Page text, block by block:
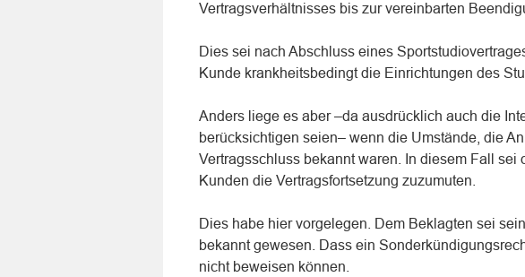
Vertragsverhältnisses bis zur vereinbarten
Dies sei nach Abschluss eines
Kunde krankheitsbedingt die Einrichtungen des
Anders liege es aber –da ausdrücklich auch die
berücksichtigen seien– wenn die Umstände, die
Vertragsschluss bekannt waren. In diesem Fall sei
Kunden die Vertragsfortsetzung zuzumuten.
Dies habe hier vorgelegen. Dem Beklagten sei
bekannt gewesen. Dass ein
nicht beweisen können.